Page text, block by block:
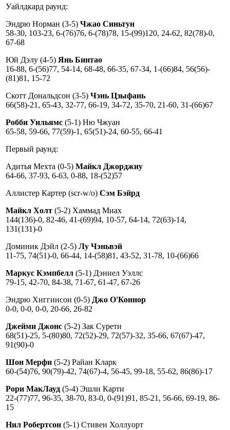
Уайлдкард раунд:
Эндрю Норман (3-5) Чжао Синьтун
58-30, 103-23, 6-(76)76, 6-(78)78, 15-(99)120, 24-62, 82(78)-0,
67-68
Юй Дэлу (4-5) Янь Бинтао
16-88, 6-(56)77, 54-14, 68-48, 66-35, 67-34, 1-(66)84, 56(56)-
(81)81, 15-72
Скотт Дональдсон (3-5) Чэнь Цзыфань
66(58)-21, 65-43, 32-77, 66-19, 34-72, 35-70, 21-60, 31-(66)67
Робби Уильямс (5-1) Ню Чжуан
65-58, 59-66, 77(59)-1, 65(51)-24, 60-55, 66-41
Первый раунд:
Адитья Мехта (0-5) Майкл Джорджиу
64-66, 37-93, 6-63, 0-88, 18-(52)57
Аллистер Картер (scr-w/o) Сэм Бэйрд
Майкл Холт (5-2) Хаммад Миах
144(136)-0, 82-46, 41-(69)94, 10-57, 64-14, 72(63)-14,
131(131)-0
Доминик Дэйл (2-5) Лу Чэньвэй
11-75, 74(51)-0, 66-44, 14-(58)81, 43-52, 31-78, 10-(66)66
Маркус Кэмпбелл (5-1) Дэниел Уэллс
79-15, 42-70, 84-38, 71-67, 61-47, 67-26
Эндрю Хиггинсон (0-5) Джо О'Коннор
0-0, 0-0, 0-0, 20-66, 26-82
Джейми Джонс (5-2) Зак Сурети
68(51)-25, 5-(80)80, 72(52)-29, 72(57)-32, 35-66, 67(67)-47,
91(90)-0
Шон Мерфи (5-2) Райан Кларк
60-(54)76, 90(79)-42, 74(67)-4, 56-45, 99-18, 55-62, 86(86)-17
Рори МакЛауд (5-4) Эшли Карти
22-(77)77, 96-35, 38-70, 83-0, 0-(91)91, 85-21, 56-66, 69-19, 86-
15
Нил Робертсон (5-1) Стивен Холлуорт